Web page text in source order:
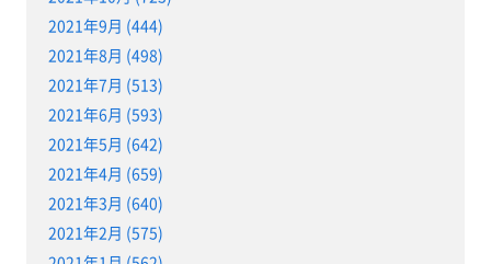
2021年9月 (444)
2021年8月 (498)
2021年7月 (513)
2021年6月 (593)
2021年5月 (642)
2021年4月 (659)
2021年3月 (640)
2021年2月 (575)